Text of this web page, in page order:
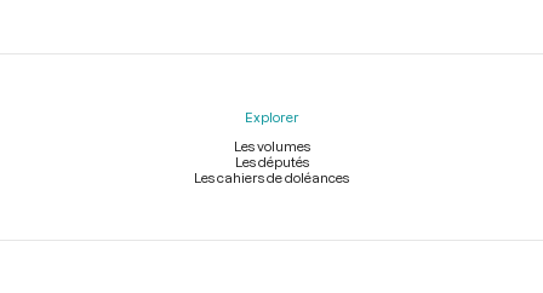
Explorer
Les volumes
Les députés
Les cahiers de doléances